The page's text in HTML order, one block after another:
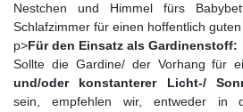
Nestchen und Himmel fürs
Schlafzimmer für einen hoffentlich
p>Für den Einsatz als Gardinenstoff:
Sollte die Gardine/ der Vorhang für
und/oder konstanterer Licht-/
sein, empfehlen wir, entweder in